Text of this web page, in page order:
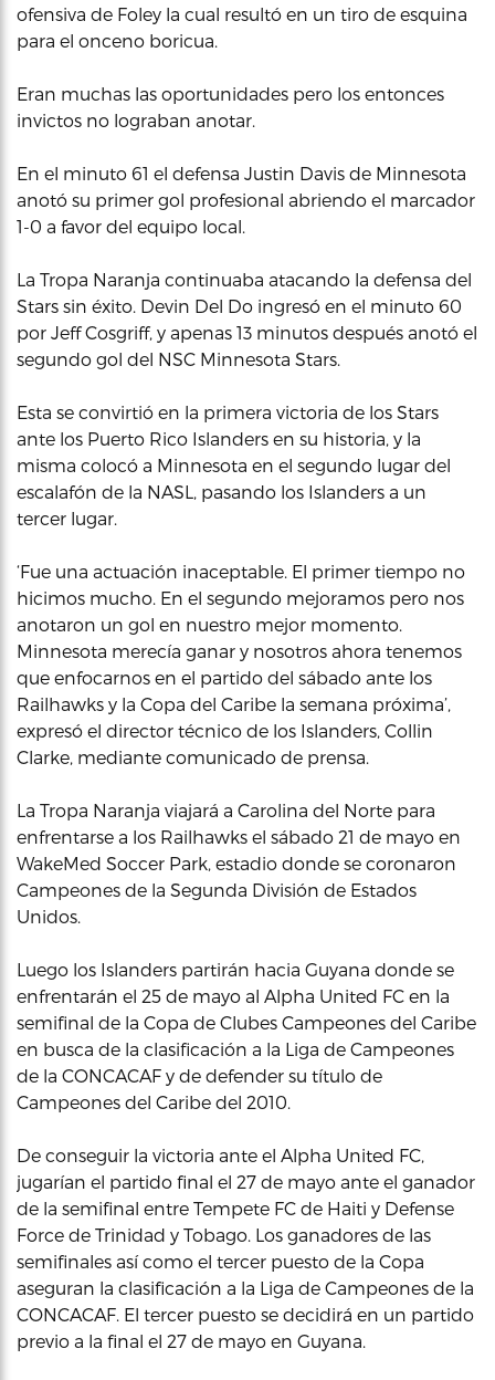
ofensiva de Foley la cual resultó en un tiro de esquina
para el onceno boricua.
Eran muchas las oportunidades pero los entonces
invictos no lograban anotar.
En el minuto 61 el defensa Justin Davis de Minnesota
anotó su primer gol profesional abriendo el marcador
1-0 a favor del equipo local.
La Tropa Naranja continuaba atacando la defensa del
Stars sin éxito. Devin Del Do ingresó en el minuto 60
por Jeff Cosgriff, y apenas 13 minutos después anotó el
segundo gol del NSC Minnesota Stars.
Esta se convirtió en la primera victoria de los Stars
ante los Puerto Rico Islanders en su historia, y la
misma colocó a Minnesota en el segundo lugar del
escalafón de la NASL, pasando los Islanders a un
tercer lugar.
‘Fue una actuación inaceptable. El primer tiempo no
hicimos mucho. En el segundo mejoramos pero nos
anotaron un gol en nuestro mejor momento.
Minnesota merecía ganar y nosotros ahora tenemos
que enfocarnos en el partido del sábado ante los
Railhawks y la Copa del Caribe la semana próxima’,
expresó el director técnico de los Islanders, Collin
Clarke, mediante comunicado de prensa.
La Tropa Naranja viajará a Carolina del Norte para
enfrentarse a los Railhawks el sábado 21 de mayo en
WakeMed Soccer Park, estadio donde se coronaron
Campeones de la Segunda División de Estados
Unidos.
Luego los Islanders partirán hacia Guyana donde se
enfrentarán el 25 de mayo al Alpha United FC en la
semifinal de la Copa de Clubes Campeones del Caribe
en busca de la clasificación a la Liga de Campeones
de la CONCACAF y de defender su título de
Campeones del Caribe del 2010.
De conseguir la victoria ante el Alpha United FC,
jugarían el partido final el 27 de mayo ante el ganador
de la semifinal entre Tempete FC de Haiti y Defense
Force de Trinidad y Tobago. Los ganadores de las
semifinales así como el tercer puesto de la Copa
aseguran la clasificación a la Liga de Campeones de la
CONCACAF. El tercer puesto se decidirá en un partido
previo a la final el 27 de mayo en Guyana.